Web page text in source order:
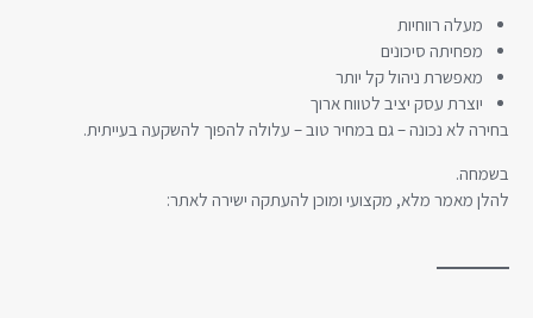
מעלה רווחיות
מפחיתה סיכונים
מאפשרת ניהול קל יותר
יוצרת עסק יציב לטווח ארוך
בחירה לא נכונה – גם במחיר טוב – עלולה להפוך להשקעה בעייתית.
בשמחה.
להלן מאמר מלא, מקצועי ומוכן להעתקה ישירה לאתר: